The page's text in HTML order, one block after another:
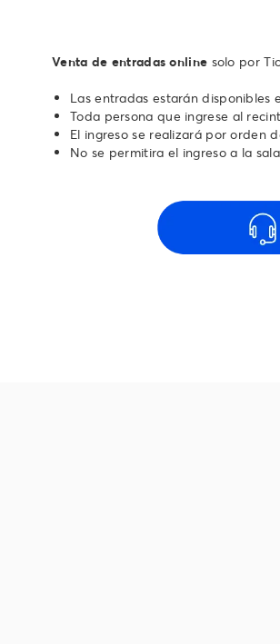
Venta de entradas online solo por
Las entradas estarán disponibles
Toda persona que ingrese al
El ingreso se realizará por orden
No se permitira el ingreso a la